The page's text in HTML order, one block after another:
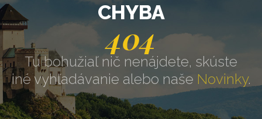
CHYBA
404
Tu bohužiaľ nič nenájdete, skúste
iné vyhľadávanie alebo naše Novinky.